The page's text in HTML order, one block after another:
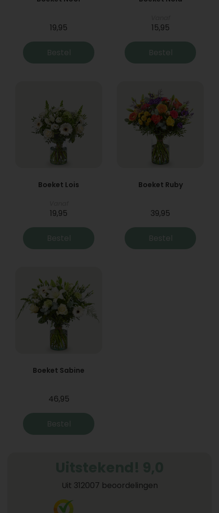
19,95
Bestel
15,95
Bestel
Boeket Lois
19,95
Bestel
Boeket Ruby
39,95
Bestel
Boeket Sabine
46,95
Bestel
Uit 312007 beoordelingen